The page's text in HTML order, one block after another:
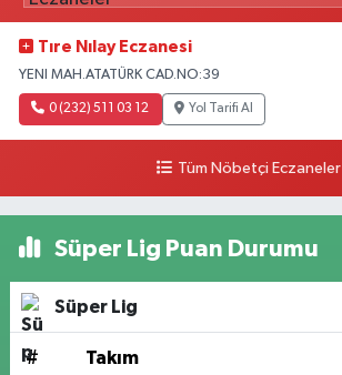
Tıre Nılay Eczanesi
YENI MAH.ATATÜRK CAD.NO:39
0 (232) 511 03 12 Yol Tarifi Al
Tüm Nöbetçi Eczaneler
Süper Lig Puan Durumu
Süper Lig
# Takım